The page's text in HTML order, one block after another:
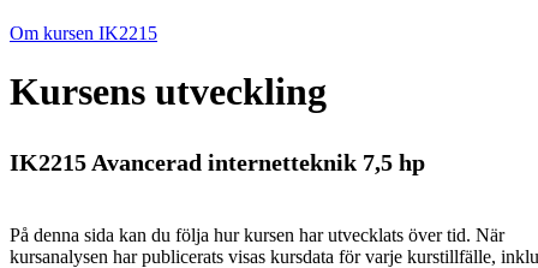
Om kursen IK2215
Kursens utveckling
IK2215 Avancerad internetteknik 7,5 hp
På denna sida kan du följa hur kursen har utvecklats över tid. När
kursanalysen har publicerats visas kursdata för varje kurstillfälle,